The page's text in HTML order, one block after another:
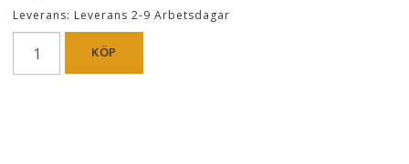
Leverans: Leverans 2-9 Arbetsdagar
KÖP